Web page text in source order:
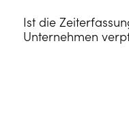
Ist die
Unternehmen